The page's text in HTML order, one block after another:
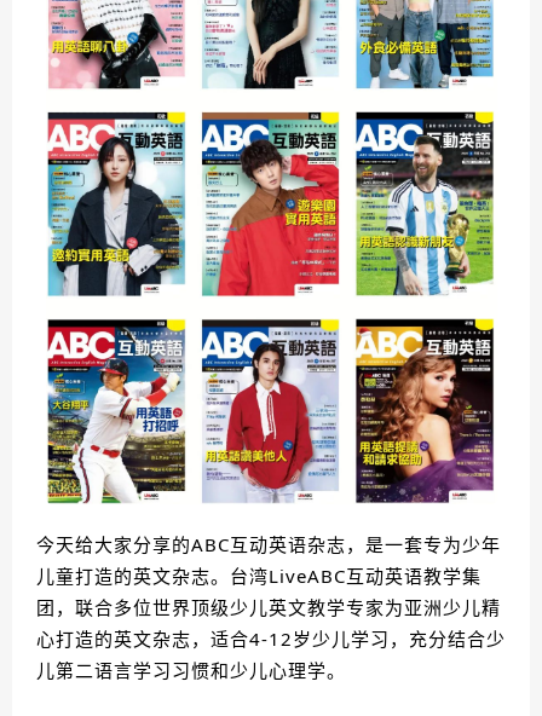
今天给大家分享的ABC互动英语杂志，是一套专为少年
儿童打造的英文杂志。台湾LiveABC互动英语教学集
团，联合多位世界顶级少儿英文教学专家为亚洲少儿精
心打造的英文杂志，适合4-12岁少儿学习，充分结合少
儿第二语言学习习惯和少儿心理学。